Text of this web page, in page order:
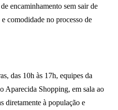
encaminhamento sem sair de
comodidade no processo de
das 10h às 17h, equipes da
Aparecida Shopping, em sala ao
diretamente à população e